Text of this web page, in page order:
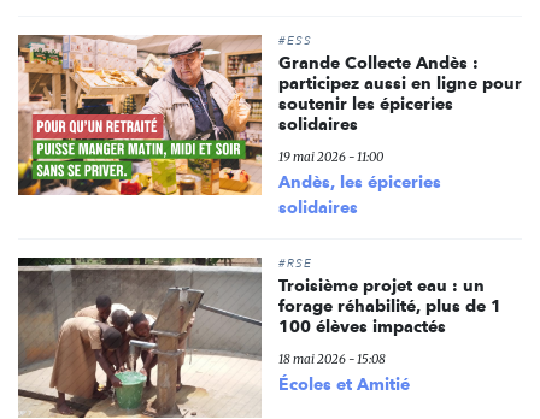
#ESS
Grande Collecte Andès :
participez aussi en ligne pour
soutenir les épiceries
solidaires
19 mai 2026 - 11:00
Andès, les épiceries
solidaires
#RSE
Troisième projet eau : un
forage réhabilité, plus de 1
100 élèves impactés
18 mai 2026 - 15:08
Écoles et Amitié